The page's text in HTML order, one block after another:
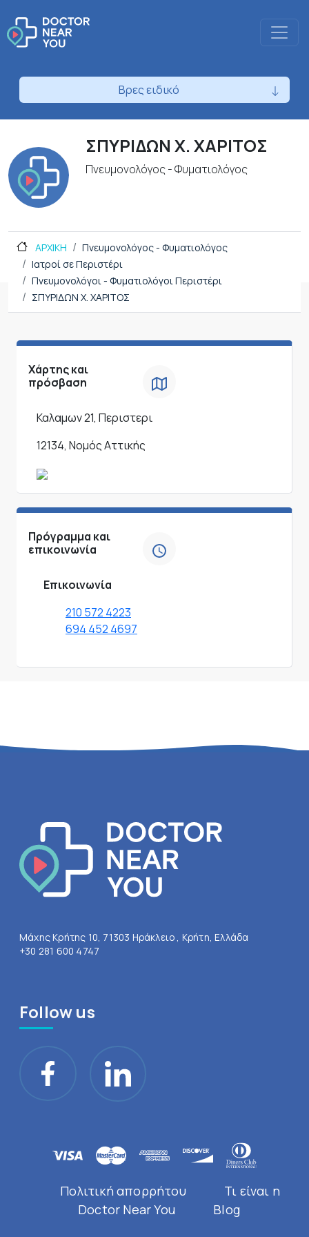
Βρες ειδικό
ΣΠΥΡΙΔΩΝ Χ. ΧΑΡΙΤΟΣ
Πνευμονολόγος - Φυματιολόγος
ΑΡΧΙΚΗ
Πνευμονολόγος - Φυματιολόγος
Ιατροί σε Περιστέρι
Πνευμονολόγοι - Φυματιολόγοι Περιστέρι
ΣΠΥΡΙΔΩΝ Χ. ΧΑΡΙΤΟΣ
Χάρτης και
πρόσβαση
Καλαμων 21, Περιστερι
12134, Νομός Αττικής
Πρόγραμμα και
επικοινωνία
Επικοινωνία
210 572 4223
694 452 4697
Μάχης Κρήτης 10, 71303 Ηράκλειο , Κρήτη, Ελλάδα
+30 281 600 4747
Follow us
Πολιτική απορρήτου
Τι είναι η
Doctor Near You
Blog